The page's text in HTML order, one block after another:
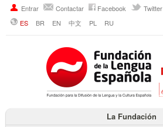
Entrar Contactar Facebook Twitter
ES
BR EN 中文 PL RU
La Fundación